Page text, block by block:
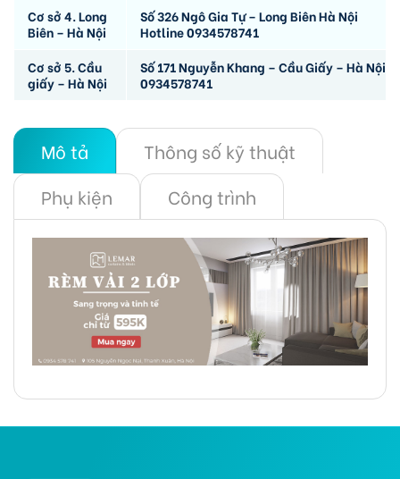
Cơ sở 4. Long
Biên – Hà Nội
Số 326 Ngô Gia Tự – Long Biên Hà Nội
Hotline 0934578741
Cơ sở 5. Cầu
giấy – Hà Nội
Số 171 Nguyễn Khang – Cầu Giấy – Hà Nội
0934578741
Mô tả
Thông số kỹ thuật
Phụ kiện
Công trình